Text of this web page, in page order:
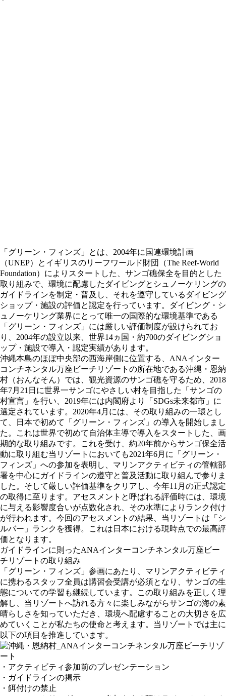
「グリーン・フィンズ」とは、2004年に国連環境計画
（UNEP）とイギリスのリーフワールド財団（The Reef-World
Foundation）によりスタートした、サンゴ礁保全を目的とした
取り組みで、環境に配慮したダイビングとシュノーケリングの
ガイドラインを制定・普及し、それを遵守しているダイビング
ショップ・施設の評価と認定を行っています。ダイビング・シ
ュノーケリング業界にとって唯一の国際的な環境基準である
「グリーン・フィンズ」には厳しい評価制度が設けられてお
り、2004年の設⽴以来、世界14ヵ国・約700のダイビングショ
ップ・施設で導入・認定実績があります。
沖縄本島のほぼ中央部の西海岸側に位置する、ANAインター
コンチネンタル万座ビーチリゾートの所在地である沖縄・恩納
村（おんなそん）では、観光資源のサンゴ礁を守るため、2018
年7月21日に世界一サンゴにやさしい村を目指した「サンゴの
村宣言」を行い、2019年には内閣府より「SDGs未来都市」に
選定されています。2020年4月には、その取り組みの一環とし
て、日本で初めて「グリーン・フィンズ」の導入を開始しまし
た。これは世界で初めて自治体主導で導入をスタートした、画
期的な取り組みです。これを受け、約20年前からサンゴ保全活
動に取り組む当リゾートにおいても2021年6月に「グリーン・
フィンズ」への参加を表明し、マリンアクティビティの管轄部
署を中心にガイドラインの遵守と普及活動に取り組んで参りま
した。そして厳しい評価基準をクリアし、今年11月の正式認定
の取得に至ります。アセスメントと呼ばれる評価時には、環境
に与える影響度合いが点数化され、その水準によりランク付け
が行われます。今回のアセスメントの結果、当リゾートは「シ
ルバー」ランクを獲得。これは日本における現時点での最高評
価となります。
ガイドラインに則ったANAインターコンチネンタル万座ビー
チリゾートの取り組み
「グリーン・フィンズ」参画にあたり、マリンアクティビティ
に携わるスタッフ全員は講習会受講が必須となり、サンゴの生
態についての学習も継続しています。この取り組みを正しく理
解し、当リゾートへ訪れる方々に楽しみながらサンゴの海の素
晴らしさを知っていただき、環境へ配慮することの大切さを広
めていくことが私たちの使命と考えます。当リゾートでは主に
以下の項目を推進しています。
・アクティビティ参加前のプレゼンテーション
・ガイドラインの掲示
・餌付けの禁止